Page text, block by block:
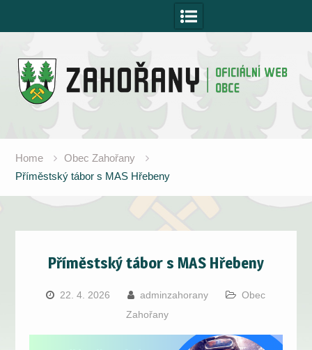
Home
Obec Zahořany
Příměstský tábor s MAS Hřebeny
Příměstský tábor s MAS Hřebeny
22. 4. 2026 adminzahorany
Obec
Zahořany